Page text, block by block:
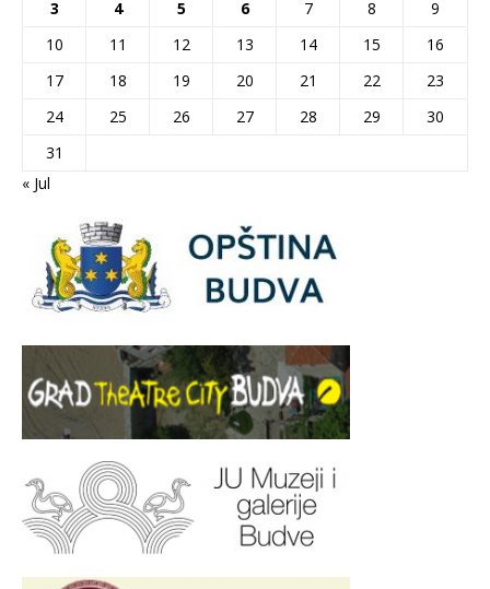
3
4 5 6 7 8
9
10
11 12 13 14 15
16
17
18 19 20 21 22
23
24
25 26 27 28 29
30
31
« Jul